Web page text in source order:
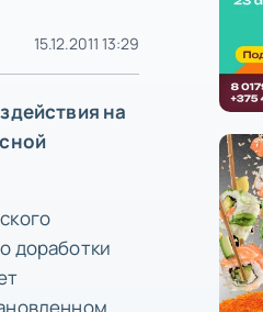
15.12.2011 13:29
на
доработки